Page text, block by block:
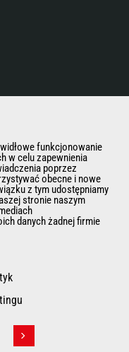
funkcjonowanie
w celu zapewnienia
poprzez
obecne i nowe
z tym udostępniamy
stronie naszym
danych żadnej firmie